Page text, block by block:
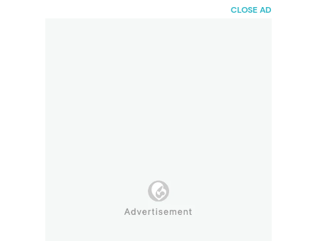
CLOSE AD